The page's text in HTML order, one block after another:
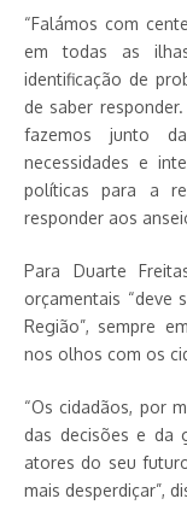
“Falámos com
em todas as
identificação de
de saber
fazemos junto
necessidades e
políticas para a
responder aos
Para Duarte
orçamentais “deve
Região”, sempre
nos olhos com os
“Os cidadãos, por
das decisões e da
atores do seu
mais desperdiçar”,